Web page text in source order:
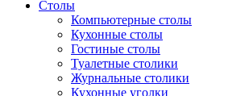
Столы
Компьютерные столы
Кухонные столы
Гостиные столы
Туалетные столики
Журнальные столики
Кухонные уголки